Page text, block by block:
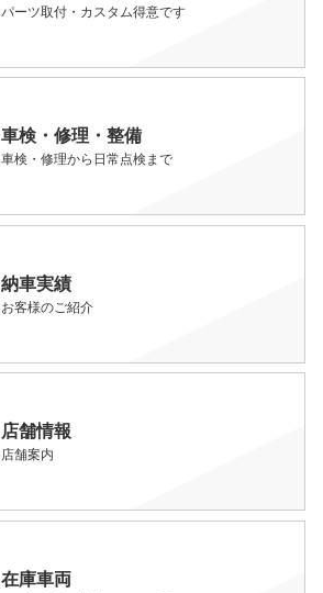
パーツ取付・カスタム得意です
車検・修理・整備
車検・修理から日常点検まで
納車実績
お客様のご紹介
店舗情報
店舗案内
在庫車両